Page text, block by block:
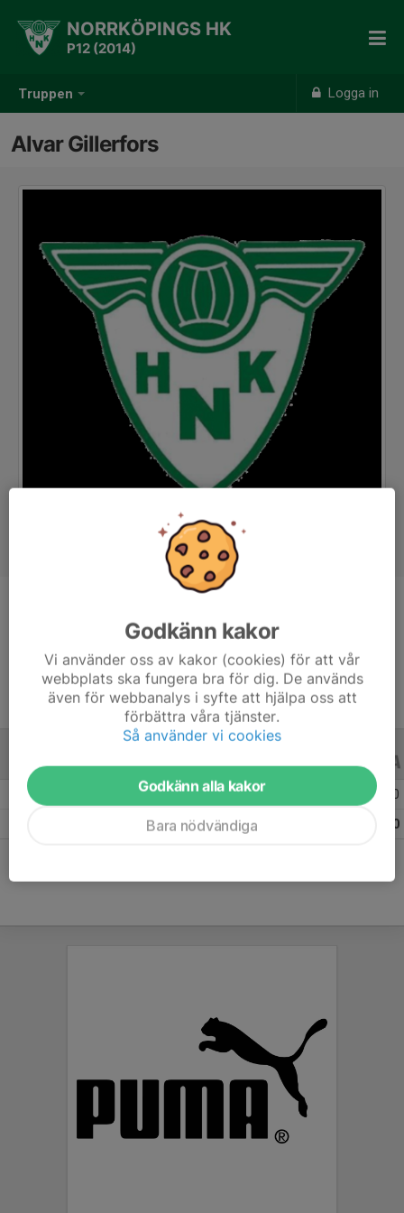
Truppen Logga in
NORRKÖPINGS HK
P12 (2014)
Alvar Gillerfors
12 år
ALLA SERIER ALLA ÅR
Säsongen 25/26 0
0
Godkänn kakor
Vi använder oss av kakor (cookies) för att vår
webbplats ska fungera bra för dig. De används
även för webbanalys i syfte att hjälpa oss att
förbättra våra tjänster.
Så använder vi cookies
Godkänn alla kakor
Bara nödvändiga